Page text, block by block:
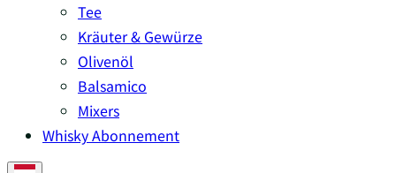
Tee
Kräuter & Gewürze
Olivenöl
Balsamico
Mixers
Whisky Abonnement